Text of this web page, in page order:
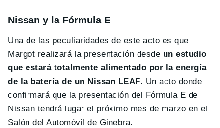
Nissan y la Fórmula E
Una de las peculiaridades de este acto es que
Margot realizará la presentación desde un estudio
que estará totalmente alimentado por la energía
de la batería de un Nissan LEAF. Un acto donde
confirmará que la presentación del Fórmula E de
Nissan tendrá lugar el próximo mes de marzo en el
Salón del Automóvil de Ginebra.